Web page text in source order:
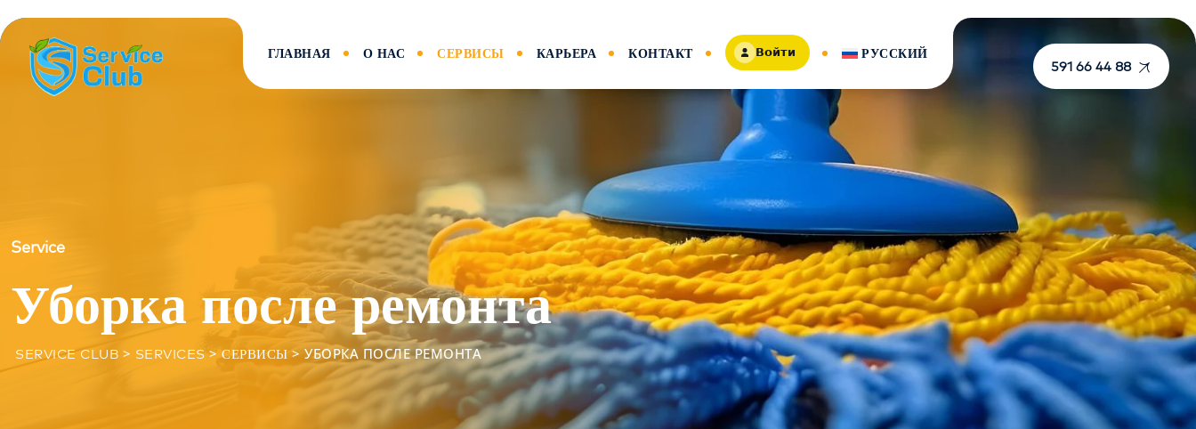
ГЛАВНАЯ О НАС СЕРВИСЫ КАРЬЕРА КОНТАКТ Войти РУССКИЙ
591 66 44 88
Service
Уборка после ремонта
SERVICE CLUB > SERVICES > СЕРВИСЫ >УБОРКА ПОСЛЕ РЕМОНТА